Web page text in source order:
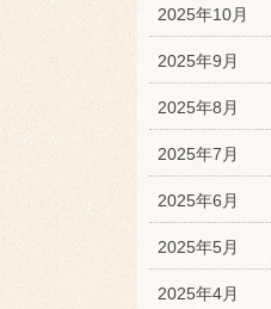
2025年10月
2025年9月
2025年8月
2025年7月
2025年6月
2025年5月
2025年4月